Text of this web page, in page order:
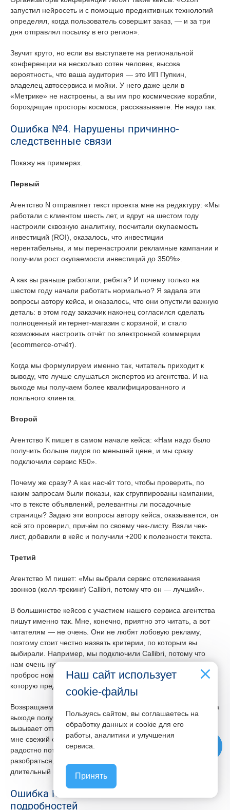
запустил нейросеть и с помощью предиктивных технологий
определял, когда пользователь совершит заказ, — и за три
дня отправлял посылку в его регион».
Звучит круто, но если вы выступаете на региональной
конференции на несколько сотен человек, высока
вероятность, что ваша аудитория — это ИП Пупкин,
владелец автосервиса и мойки. У него даже цели в
«Метрике» не настроены, а вы им про космические корабли,
бороздящие просторы космоса, рассказываете. Не надо так.
Ошибка №4. Нарушены причинно-
следственные связи
Покажу на примерах.
Первый
Агентство N отправляет текст проекта мне на редактуру: «Мы
работали с клиентом шесть лет, и вдруг на шестом году
настроили сквозную аналитику, посчитали окупаемость
инвестиций (ROI), оказалось, что инвестиции
нерентабельны, и мы перенастроили рекламные кампании и
получили рост окупаемости инвестиций до 350%».
А как вы раньше работали, ребята? И почему только на
шестом году начали работать нормально? Я задала эти
вопросы автору кейса, и оказалось, что они опустили важную
деталь: в этом году заказчик наконец согласился сделать
полноценный интернет-магазин с корзиной, и стало
возможным настроить отчёт по электронной коммерции
(ecommerce-отчёт).
Когда мы формулируем именно так, читатель приходит к
выводу, что лучше слушаться экспертов из агентства. И на
выходе мы получаем более квалифицированного и
лояльного клиента.
Второй
Агентство K пишет в самом начале кейса: «Нам надо было
получить больше лидов по меньшей цене, и мы сразу
подключили сервис К50».
Почему же сразу? А как насчёт того, чтобы проверить, по
каким запросам были показы, как сгруппированы кампании,
что в тексте объявлений, релевантны ли посадочные
страницы? Задаю эти вопросы автору кейса, оказывается, он
всё это проверил, причём по своему чек-листу. Взяли чек-
лист, добавили в кейс и получили +200 к полезности текста.
Третий
Агентство M пишет: «Мы выбрали сервис отслеживания
звонков (колл-трекинг) Callibri, потому что он — лучший».
В большинстве кейсов с участием нашего сервиса агентства
пишут именно так. Мне, конечно, приятно это читать, а вот
читателям — не очень. Они не любят лобовую рекламу,
поэтому стоит честно назвать критерии, по которым вы
выбирали. Например, мы подключили Callibri, потому что
нам очень нужны были подменные номера 8800 или
проброс номера, или сложная региональная подмена,
которую предложили только здесь.
Возвращаем эту причинно-следственную связь на место и на
выходе получаем нативный формат рекламы, которая не
вызывает отторжение. Знакомый из агентства отправляет
мне свежий опубликованный кейс, я читаю заголовок и
радостно потираю руки: «Ага, похоже, кто-то наконец решил
разобраться, действительно ли в недвижимости такой
длительный цикл принятия решения, как принято считать».
Ошибка №5. Слишком много
подробностей
Наш сайт использует
cookie-файлы
Пользуясь сайтом, вы соглашаетесь на
обработку данных и cookie для его
работы, аналитики и улучшения
сервиса.
Принять